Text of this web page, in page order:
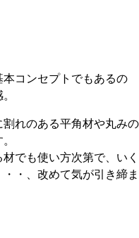
コンセプトでもあるの
割れのある平角材や丸みの
でも使い方次第で、いく
・、改めて気が引き締ま